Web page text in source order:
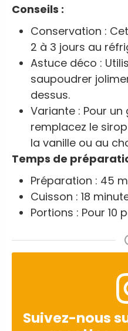
Conseils :
Conservation :
2 à 3 jours au
Astuce déco :
saupoudrer
dessus.
Variante : Pour
remplacez le
la vanille ou au
Temps de
Préparation : 45
Cuisson : 18
Portions : Pour 10
Suivez-nous